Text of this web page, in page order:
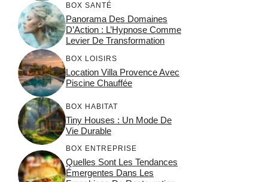
BOX SANTÉ
Panorama Des Domaines
D’Action : L’Hypnose Comme
Levier De Transformation
BOX LOISIRS
Location Villa Provence Avec
Piscine Chauffée
BOX HABITAT
Tiny Houses : Un Mode De
Vie Durable
BOX ENTREPRISE
Quelles Sont Les Tendances
Émergentes Dans Les